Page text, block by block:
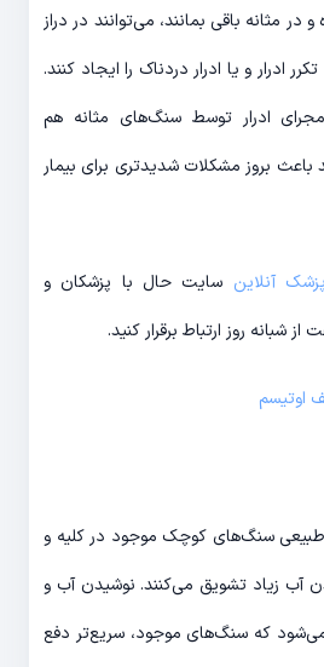
مثانه باقی بمانند، می‌توانند در دراز
ادرار و یا ادرار دردناک را ایجاد کنند.
ادرار توسط سنگ‌های مثانه هم
بروز مشکلات شدیدتری برای بیمار
پزشک آنلاین سایت حال با پزشکان و
شبانه روز ارتباط برقرار کنید.
اوتیسم
طبیعی سنگ‌های کوچک موجود در کلیه و
آب زیاد تشویق می‌کنند. نوشیدن آب و
که سنگ‌های موجود، سریع‌تر دفع